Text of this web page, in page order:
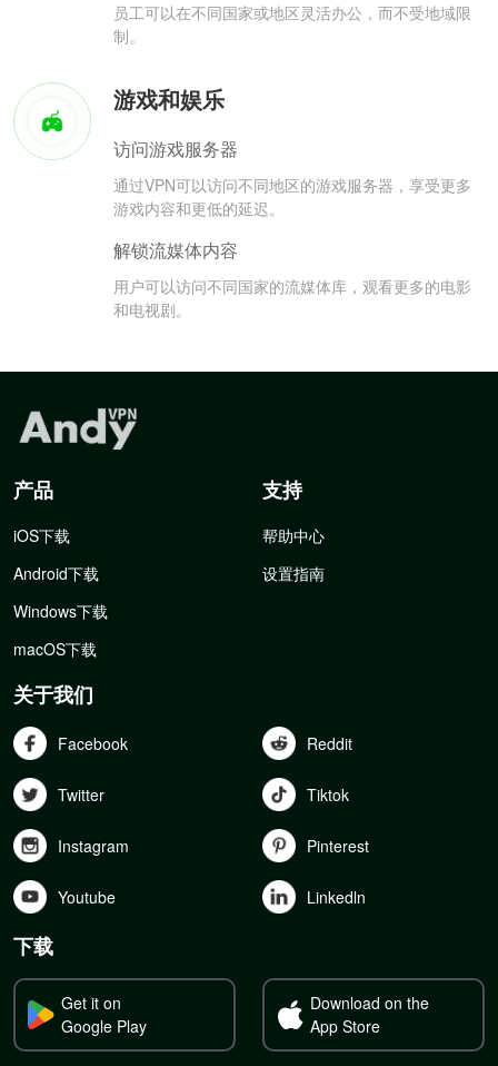
员工可以在不同国家或地区灵活办公，而不受地域限
制。
游戏和娱乐
访问游戏服务器
通过VPN可以访问不同地区的游戏服务器，享受更多
游戏内容和更低的延迟。
解锁流媒体内容
用户可以访问不同国家的流媒体库，观看更多的电影
和电视剧。
产品
iOS下载
Android下载
Windows下载
macOS下载
支持
帮助中心
设置指南
关于我们
Facebook Reddit
Twitter Tiktok
Instagram Pinterest
Youtube Linkedln
下载
Get it on
Google Play
Download on the
App Store